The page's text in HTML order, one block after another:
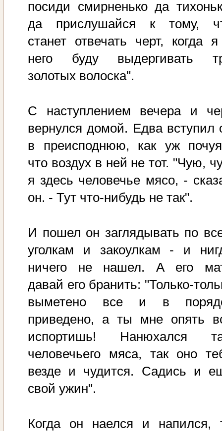
посиди смирненько да
да прислушайся к тому,
станет отвечать черт, когда
него буду выдергивать
золотых волоска".
С наступлением вечера и
вернулся домой. Едва вступил
в преисподнюю, как уж
что воздух в ней не тот. "Чую,
я здесь человечье мясо, -
он. - Тут что-нибудь не так".
И пошел он заглядывать по
уголкам и закоулкам - и
ничего не нашел. А его
давай его бранить: "Только-
выметено все и в
приведено, а ты мне опять
испортишь! Нанюхался
человечьего мяса, так оно
везде и чудится. Садись и
свой ужин".
Когда он наелся и напился,